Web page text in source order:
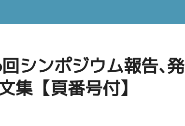
シンポジウム報告､発
集【頁番号付】